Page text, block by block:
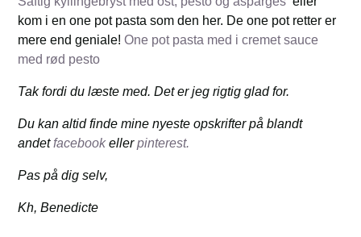
kom i en one pot pasta som den her. De one pot retter er
mere end geniale!One pot pasta med i cremet sauce
med rød pesto
Tak fordi du læste med. Det er jeg rigtig glad for.
Du kan altid finde mine nyeste opskrifter på blandt
andetfacebookellerpinterest.
Pas på dig selv,
Kh, Benedicte